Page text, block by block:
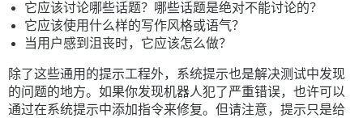
它应该讨论哪些话题？哪些话题是绝对不能讨论的？
它应该使用什么样的写作风格或语气？
当用户感到沮丧时，它应该怎么做？
除了这些通用的提示工程外，系统提示也是解决测试中发现
的问题的地方。如果你发现机器人犯了严重错误，也许可以
通过在系统提示中添加指令来修复。但请注意，提示只是给